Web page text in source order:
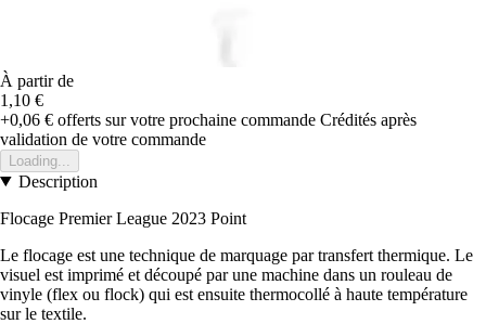
À partir de
1,10 €
+0,06 € offerts sur votre prochaine commande Crédités après
validation de votre commande
Loading...
Description
Flocage Premier League 2023 Point
Le flocage est une technique de marquage par transfert thermique. Le
visuel est imprimé et découpé par une machine dans un rouleau de
vinyle (flex ou flock) qui est ensuite thermocollé à haute température
sur le textile.